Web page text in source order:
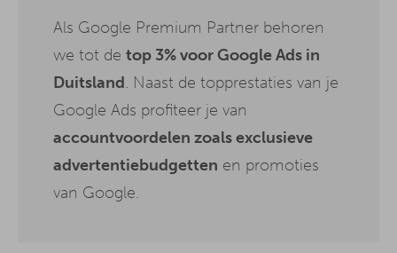
Als Google Premium Partner behoren
we tot de top 3% voor Google Ads in
Duitsland. Naast de topprestaties van je
Google Ads profiteer je van
accountvoordelen zoals exclusieve
advertentiebudgetten en promoties
van Google.